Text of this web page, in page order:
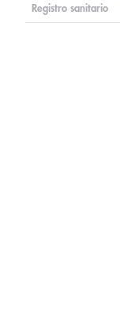
Registro sanitario